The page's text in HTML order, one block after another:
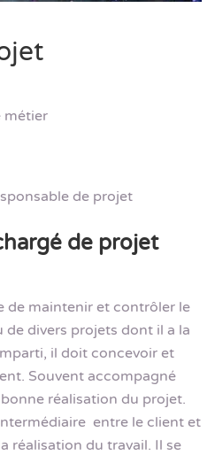
métier
de projet
de projet
de maintenir et contrôler le
de divers projets dont il a la
il doit concevoir et
Souvent accompagné
réalisation du projet.
entre le client et
réalisation du travail. Il se